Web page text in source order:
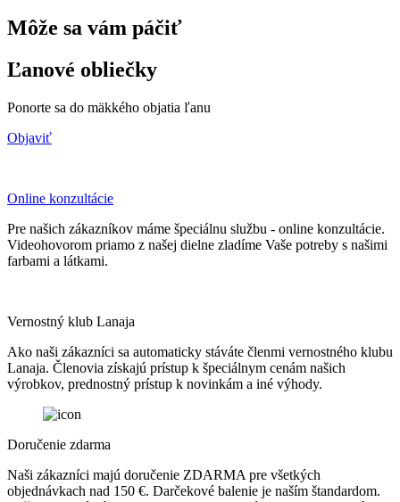
Môže sa vám páčiť
Ľanové obliečky
Ponorte sa do mäkkého objatia ľanu
Objaviť
Online konzultácie
Pre našich zákazníkov máme špeciálnu službu - online konzultácie.
Videohovorom priamo z našej dielne zladíme Vaše potreby s našimi
farbami a látkami.
Vernostný klub Lanaja
Ako naši zákazníci sa automaticky stáváte členmi vernostného klubu
Lanaja. Členovia získajú prístup k špeciálnym cenám našich
výrobkov, prednostný prístup k novinkám a iné výhody.
Doručenie zdarma
Naši zákazníci majú doručenie ZDARMA pre všetkých
objednávkach nad 150 €. Darčekové balenie je naším štandardom.